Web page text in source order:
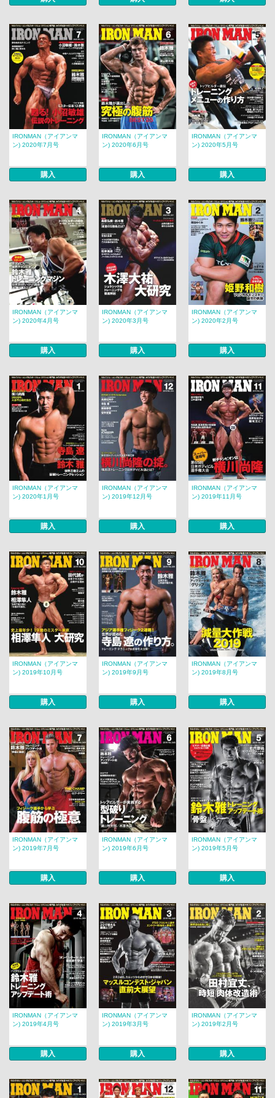
IRONMAN（アイアンマ
ン) 2020年7月号
購入
IRONMAN（アイアンマ
ン) 2020年6月号
購入
IRONMAN（アイアンマ
ン) 2020年5月号
購入
IRONMAN（アイアンマ
ン) 2020年4月号
購入
IRONMAN（アイアンマ
ン) 2020年3月号
購入
IRONMAN（アイアンマ
ン) 2020年2月号
購入
IRONMAN（アイアンマ
ン) 2020年1月号
購入
IRONMAN（アイアンマ
ン) 2019年12月号
購入
IRONMAN（アイアンマ
ン) 2019年11月号
購入
IRONMAN（アイアンマ
ン) 2019年10月号
購入
IRONMAN（アイアンマ
ン) 2019年9月号
購入
IRONMAN（アイアンマ
ン) 2019年8月号
購入
IRONMAN（アイアンマ
ン) 2019年7月号
購入
IRONMAN（アイアンマ
ン) 2019年6月号
購入
IRONMAN（アイアンマ
ン) 2019年5月号
購入
IRONMAN（アイアンマ
ン) 2019年4月号
購入
IRONMAN（アイアンマ
ン) 2019年3月号
購入
IRONMAN（アイアンマ
ン) 2019年2月号
購入